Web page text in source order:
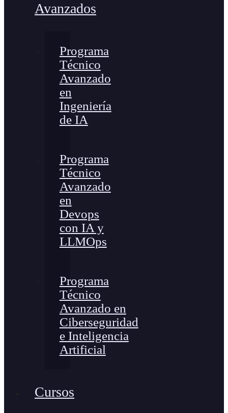
Avanzados
Programa
Técnico
Avanzado
en
Ingeniería
de IA
Programa
Técnico
Avanzado
en
Devops
con IA y
LLMOps
Programa
Técnico
Avanzado en
Ciberseguridad
e Inteligencia
Artificial
Cursos